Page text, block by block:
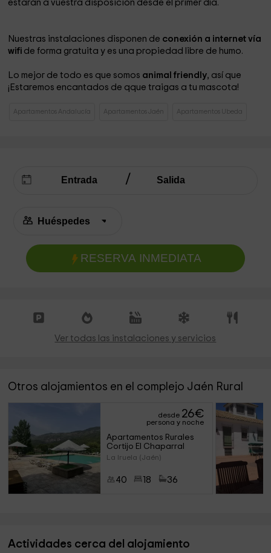
estarán a vuestra disposición desde el primer día.
Nuestras instalaciones disponen de conexión a internet vía
wifi de forma gratuita y es una propiedad libre de humo.
Lo mejor de todo es que somos animal friendly, así que
¡Estaremos encantados de qque traigas a tu mascota!
Apartamentos Andalucía Apartamentos Jaén Apartamentos Ubeda
RESERVA INMEDIATA
Ver todas las instalaciones y servicios
Otros alojamientos en el complejo Jaén Rural
desde 26€
persona y noche
Apartamentos Rurales
Cortijo El Chaparral
La Iruela (Jaén)
40 18 36
Actividades cerca del alojamiento